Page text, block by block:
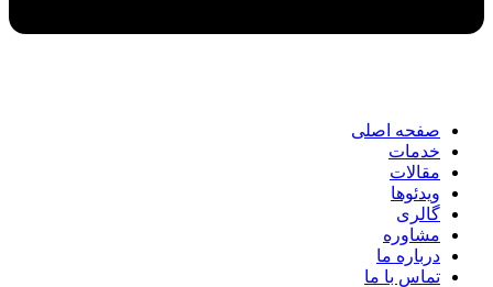
صفحه اصلی
خدمات
مقالات
ویدئوها
گالری
مشاوره
درباره ما
تماس با ما